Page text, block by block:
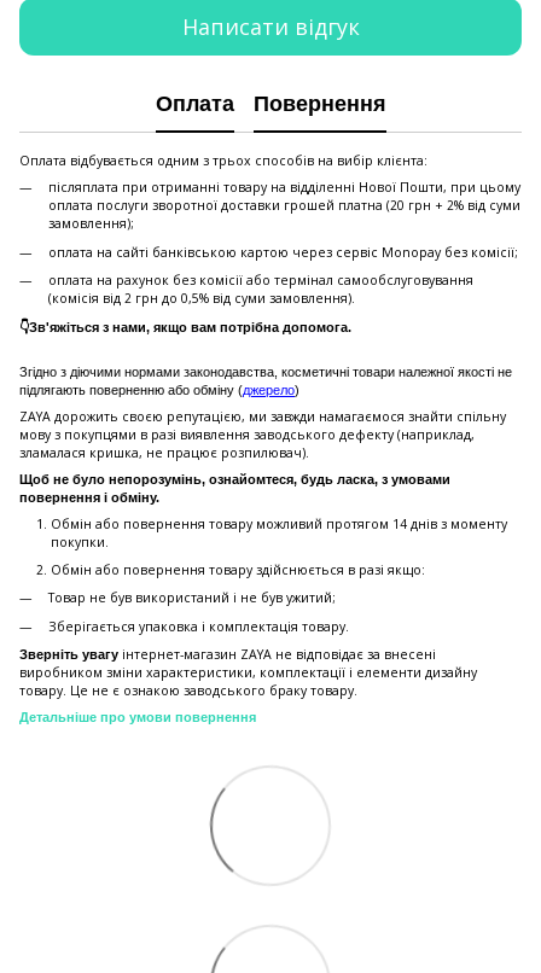
Написати відгук
Оплата Повернення
Оплата відбувається одним з трьох способів на вибір клієнта:
післяплата при отриманні товару на відділенні Нової Пошти, при цьому
оплата послуги зворотної доставки грошей платна (20 грн + 2% від суми
замовлення);
оплата на сайті банківською картою через сервіс Monopay без комісії;
оплата на рахунок без комісії або термінал самообслуговування
(комісія від 2 грн до 0,5% від суми замовлення).
👇Зв'яжіться з нами, якщо вам потрібна допомога.
Згідно з діючими нормами законодавства, косметичні товари належної якості не
підлягають поверненню або обміну (джерело)
ZAYA дорожить своєю репутацією, ми завжди намагаємося знайти спільну
мову з покупцями в разі виявлення заводського дефекту (наприклад,
зламалася кришка, не працює розпилювач).
Щоб не було непорозумінь, ознайомтеся, будь ласка, з умовами
повернення і обміну.
Обмін або повернення товару можливий протягом 14 днів з моменту
покупки.
Обмiн або повернення товару здійснюється в разі якщо:
Товар не був використаний і не був ужитий;
Зберiгається упаковка і комплектація товару.
Зверніть увагу інтернет-магазин ZAYA не відповідає за внесені
виробником зміни характеристики, комплектації і елементи дизайну
товару. Це не є ознакою заводського браку товару.
Детальніше про умови повернення